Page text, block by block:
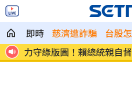
即時 慈濟遭詐騙 台股
熊本餘震逾590起 強震機